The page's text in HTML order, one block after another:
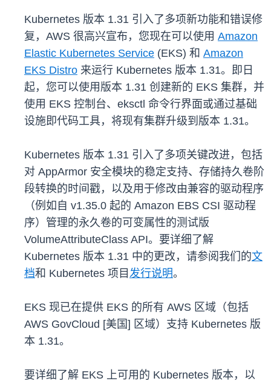
Kubernetes 版本 1.31 引入了多项新功能和错误修
复，AWS 很高兴宣布，您现在可以使用 Amazon
Elastic Kubernetes Service (EKS) 和 Amazon
EKS Distro 来运行 Kubernetes 版本 1.31。即日
起，您可以使用版本 1.31 创建新的 EKS 集群，并
使用 EKS 控制台、eksctl 命令行界面或通过基础
设施即代码工具，将现有集群升级到版本 1.31。
Kubernetes 版本 1.31 引入了多项关键改进，包括
对 AppArmor 安全模块的稳定支持、存储持久卷阶
段转换的时间戳，以及用于修改由兼容的驱动程序
（例如自 v1.35.0 起的 Amazon EBS CSI 驱动程
序）管理的永久卷的可变属性的测试版
VolumeAttributeClass API。要详细了解
Kubernetes 版本 1.31 中的更改，请参阅我们的文
档和 Kubernetes 项目 发行说明。
EKS 现已在提供 EKS 的所有 AWS 区域（包括
AWS GovCloud [美国] 区域）支持 Kubernetes 版
本 1.31。
要详细了解 EKS 上可用的 Kubernetes 版本，以